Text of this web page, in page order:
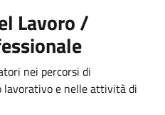
Lavoro /
nei percorsi di
e nelle attività di